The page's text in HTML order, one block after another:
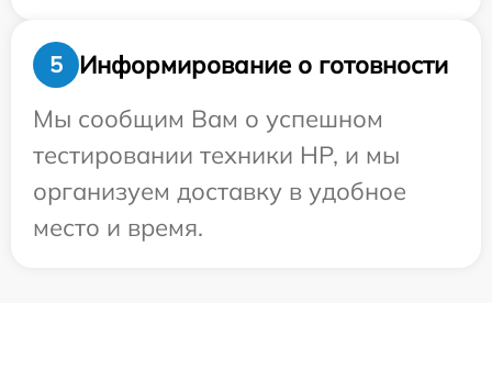
5
Информирование о готовности
Мы сообщим Вам о успешном
тестировании техники HP, и мы
организуем доставку в удобное
место и время.